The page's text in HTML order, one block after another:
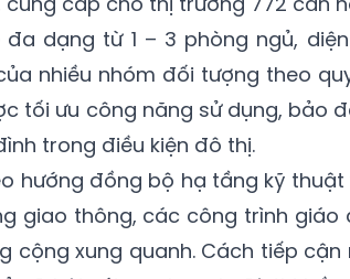
dạng từ 1 – 3 phòng ngủ,
nhiều nhóm đối tượng theo
tối ưu công năng sử dụng, bảo
trong điều kiện đô thị.
hướng đồng bộ hạ tầng kỹ
giao thông, các công trình giáo
cộng xung quanh. Cách tiếp